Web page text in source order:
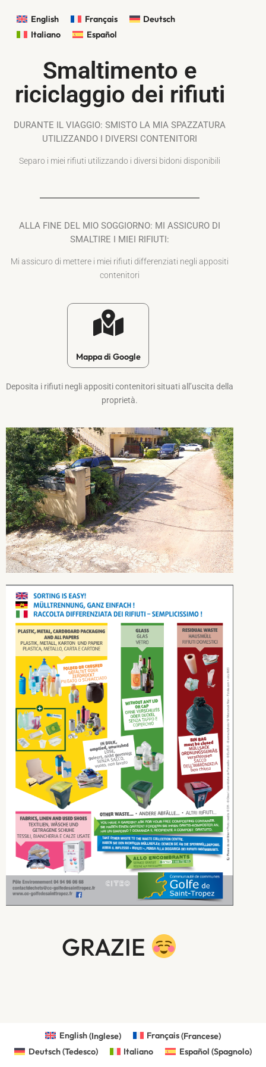
English Français
Deutsch
Italiano
Español
Smaltimento e
riciclaggio dei rifiuti
DURANTE IL VIAGGIO: SMISTO LA MIA SPAZZATURA
UTILIZZANDO I DIVERSI CONTENITORI
Separo i miei rifiuti utilizzando i diversi bidoni disponibili
ALLA FINE DEL MIO SOGGIORNO: MI ASSICURO DI
SMALTIRE I MIEI RIFIUTI:
Mi assicuro di mettere i miei rifiuti differenziati negli appositi
contenitori
Mappa di Google
Deposita i rifiuti negli appositi contenitori situati all’uscita della
proprietà.
GRAZIE
English(Inglese) Français(Francese)
Deutsch(Tedesco) Italiano Español (Spagnolo)